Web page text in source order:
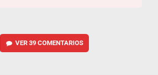
VER 39 COMENTARIOS